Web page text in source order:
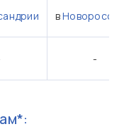
в
-